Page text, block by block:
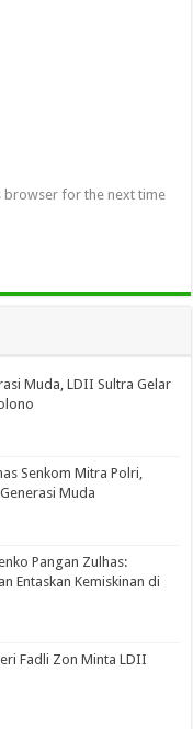
browser for the next time
Muda, LDII Sultra Gelar
Senkom Mitra Polri,
Muda
Pangan Zulhas:
Entaskan Kemiskinan di
Fadli Zon Minta LDII